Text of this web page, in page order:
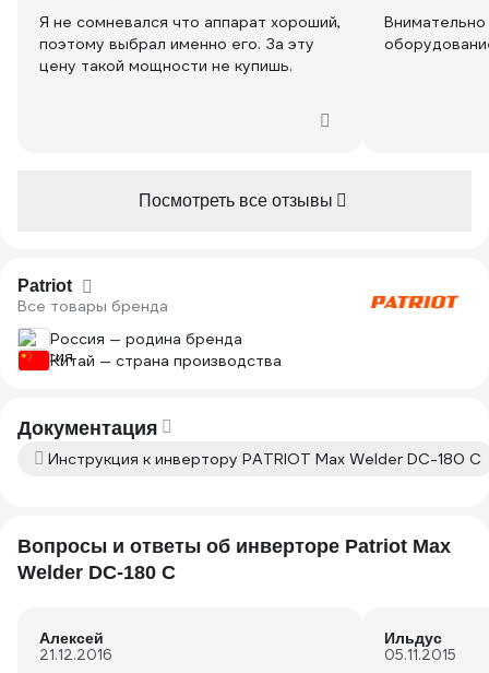
Я не сомневался что аппарат хороший,
поэтому выбрал именно его. За эту
цену такой мощности не купишь.
Посмотреть все отзывы
Patriot
Все товары бренда
Россия — родина бренда
Китай — страна производства
Документация
Инструкция к инвертору PATRIOT Max Welder DC-180 C
Вопросы и ответы об инверторе Patriot Max
Welder DC-180 C
Алексей
21.12.2016
Ильдус
05.11.2015